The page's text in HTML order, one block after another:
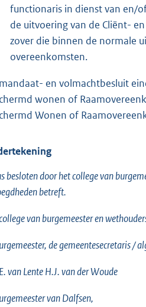
functionaris in dienst van en/
de uitvoering van de Cliënt-
zover die binnen de normale
overeenkomsten.
en volmachtbesluit
wonen of
Wonen of
besloten door het college van
betreft.
van burgemeester en
de gemeentesecretaris /
van Lente H.J. van der Woude
van Dalfsen,